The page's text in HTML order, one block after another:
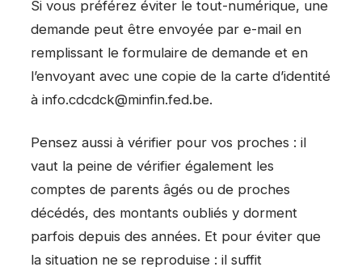
Si vous préférez éviter le tout-numérique, une
demande peut être envoyée par e-mail en
remplissant le formulaire de demande et en
l’envoyant avec une copie de la carte d’identité
à info.cdcdck@minfin.fed.be.
Pensez aussi à vérifier pour vos proches : il
vaut la peine de vérifier également les
comptes de parents âgés ou de proches
décédés, des montants oubliés y dorment
parfois depuis des années. Et pour éviter que
la situation ne se reproduise : il suffit